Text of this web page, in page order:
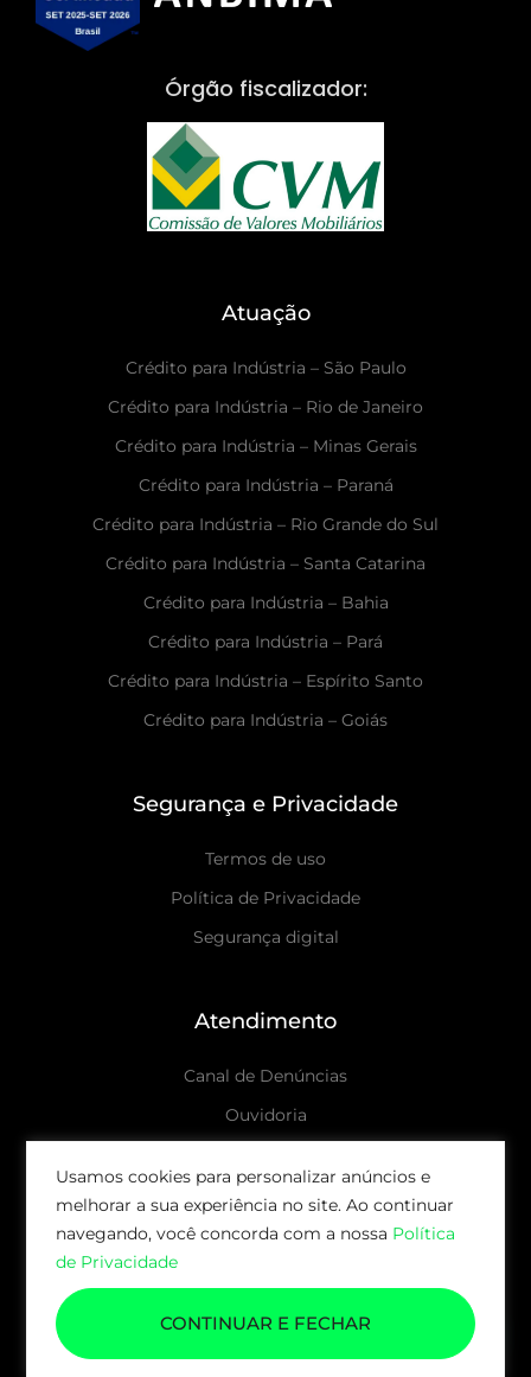
Usamos cookies para personalizar anúncios e
melhorar a sua experiência no site. Ao continuar
navegando, você concorda com a nossa Política
de Privacidade
CONTINUAR E FECHAR
Órgão fiscalizador:
Atuação
Crédito para Indústria – São Paulo
Crédito para Indústria – Rio de Janeiro
Crédito para Indústria – Minas Gerais
Crédito para Indústria – Paraná
Crédito para Indústria – Rio Grande do Sul
Crédito para Indústria – Santa Catarina
Crédito para Indústria – Bahia
Crédito para Indústria – Pará
Crédito para Indústria – Espírito Santo
Crédito para Indústria – Goiás
Segurança e Privacidade
Termos de uso
Política de Privacidade
Segurança digital
Atendimento
Canal de Denúncias
Ouvidoria
© 2026 AUDAX CAPITAL | TODOS OS DIREITOS